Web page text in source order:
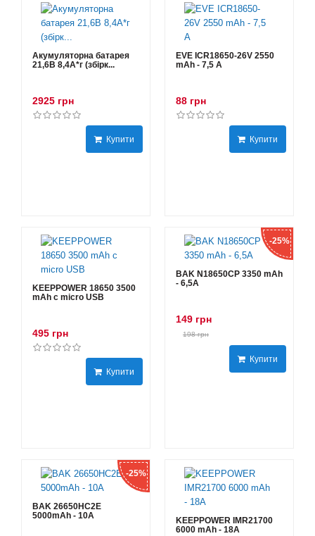
Акумуляторна батарея
21,6В 8,4A*г (збірк...
2925 грн
Купити
EVE ICR18650-26V 2550
mAh - 7,5 А
88 грн
Купити
KEEPPOWER 18650 3500
mAh с micro USB
495 грн
Купити
-25%
BAK N18650CP 3350 mAh
- 6,5А
149 грн
198 грн
Купити
-25%
BAK 26650HC2E
5000mAh - 10А
KEEPPOWER IMR21700
6000 mAh - 18А